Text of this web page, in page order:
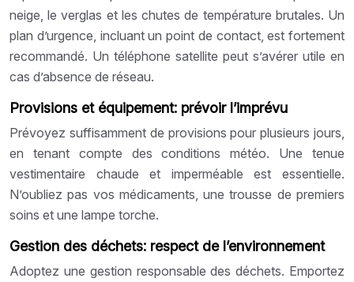
neige, le verglas et les chutes de température brutales. Un
plan d’urgence, incluant un point de contact, est fortement
recommandé. Un téléphone satellite peut s’avérer utile en
cas d’absence de réseau.
Provisions et équipement: prévoir l’imprévu
Prévoyez suffisamment de provisions pour plusieurs jours,
en tenant compte des conditions météo. Une tenue
vestimentaire chaude et imperméable est essentielle.
N’oubliez pas vos médicaments, une trousse de premiers
soins et une lampe torche.
Gestion des déchets: respect de l’environnement
Adoptez une gestion responsable des déchets. Emportez